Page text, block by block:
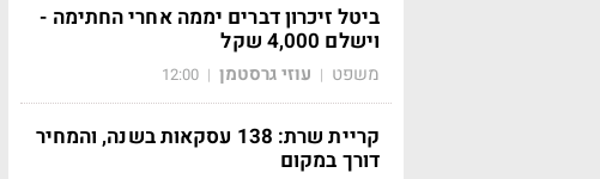
ביטל זיכרון דברים יממה אחרי החתימה -
וישלם 4,000 שקל
משפט | עוזי גרסטמן |
12:00
קריית שרת: 138 עסקאות בשנה, והמחיר
דורך במקום